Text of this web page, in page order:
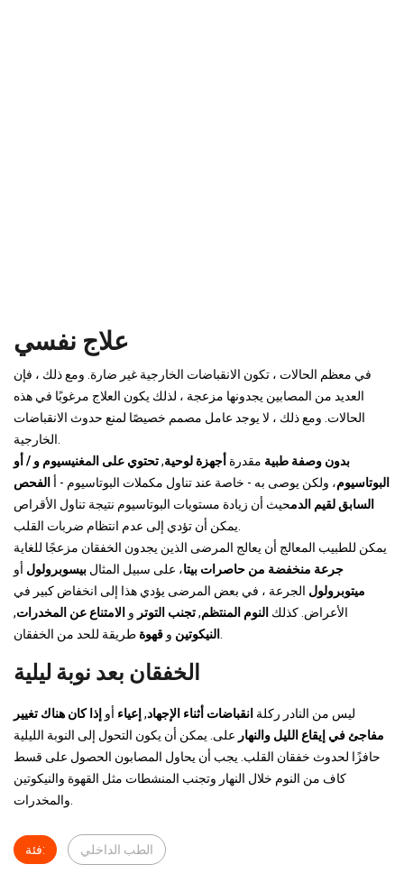
علاج نفسي
في معظم الحالات ، تكون الانقباضات الخارجية غير ضارة. ومع ذلك ، فإن
العديد من المصابين يجدونها مزعجة ، لذلك يكون العلاج مرغوبًا في هذه
الحالات. ومع ذلك ، لا يوجد عامل مصمم خصيصًا لمنع حدوث الانقباضات
بدون وصفة طبية مقدرة أجهزة لوحية,تحتوي على المغنيسيوم و / أو
البوتاسيوم، ولكن يوصى به - خاصة عند تناول مكملات البوتاسيوم - أ الفحص
السابق لقيم الدمحيث أن زيادة مستويات البوتاسيوم نتيجة تناول الأقراص
يمكن للطبيب المعالج أن يعالج المرضى الذين يجدون الخفقان مزعجًا للغاية
جرعة منخفضة من حاصرات بيتا، على سبيل المثال بيسوبرولول أو
ميتوبرولول الجرعة ، في بعض المرضى يؤدي هذا إلى انخفاض كبير في
الأعراض. كذلك النوم المنتظم,تجنب التوتر و الامتناع عن المخدرات,
النيكوتين و قهوة
الخفقان بعد نوبة ليلية
ليس من النادر ركلة انقباضات أثناء الإجهاد, إعياء أو إذا كان هناك تغيير
مفاجئ في إيقاع الليل والنهار على. يمكن أن يكون التحول إلى النوبة الليلية
حافزًا لحدوث خفقان القلب. يجب أن يحاول المصابون الحصول على قسط
كاف من النوم خلال النهار وتجنب المنشطات مثل القهوة والنيكوتين
فئة: الطب الداخلي